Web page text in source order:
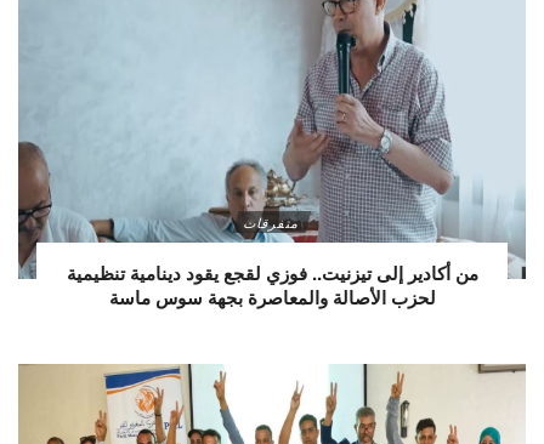
متفرقات
من أكادير إلى تيزنيت.. فوزي لقجع يقود دينامية تنظيمية
لحزب الأصالة والمعاصرة بجهة سوس ماسة